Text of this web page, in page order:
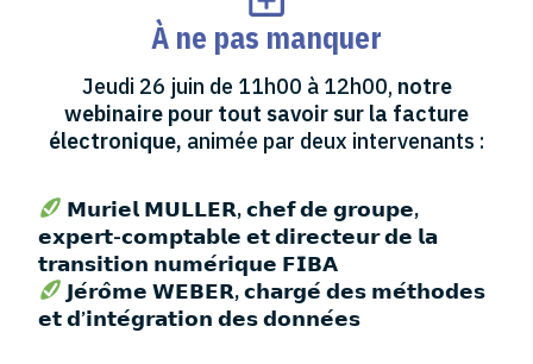
À ne pas manquer
Jeudi 26 juin de 11h00 à 12h00, notre
webinaire pour tout savoir sur la facture
électronique, animée par deux intervenants :
𝗠𝘂𝗿𝗶𝗲𝗹 𝗠𝗨𝗟𝗟𝗘𝗥, 𝗰𝗵𝗲𝗳 𝗱𝗲 𝗴𝗿𝗼𝘂𝗽𝗲,
𝗲𝘅𝗽𝗲𝗿𝘁-𝗰𝗼𝗺𝗽𝘁𝗮𝗯𝗹𝗲 𝗲𝘁 𝗱𝗶𝗿𝗲𝗰𝘁𝗲𝘂𝗿 𝗱𝗲 𝗹𝗮
𝘁𝗿𝗮𝗻𝘀𝗶𝘁𝗶𝗼𝗻 𝗻𝘂𝗺𝗲́𝗿𝗶𝗾𝘂𝗲 𝗙𝗜𝗕𝗔
𝗝𝗲́𝗿𝗼̂𝗺𝗲 𝗪𝗘𝗕𝗘𝗥, 𝗰𝗵𝗮𝗿𝗴𝗲́ 𝗱𝗲𝘀 𝗺𝗲́𝘁𝗵𝗼𝗱𝗲𝘀
𝗲𝘁 𝗱’𝗶𝗻𝘁𝗲́𝗴𝗿𝗮𝘁𝗶𝗼𝗻 𝗱𝗲𝘀 𝗱𝗼𝗻𝗻𝗲́𝗲𝘀